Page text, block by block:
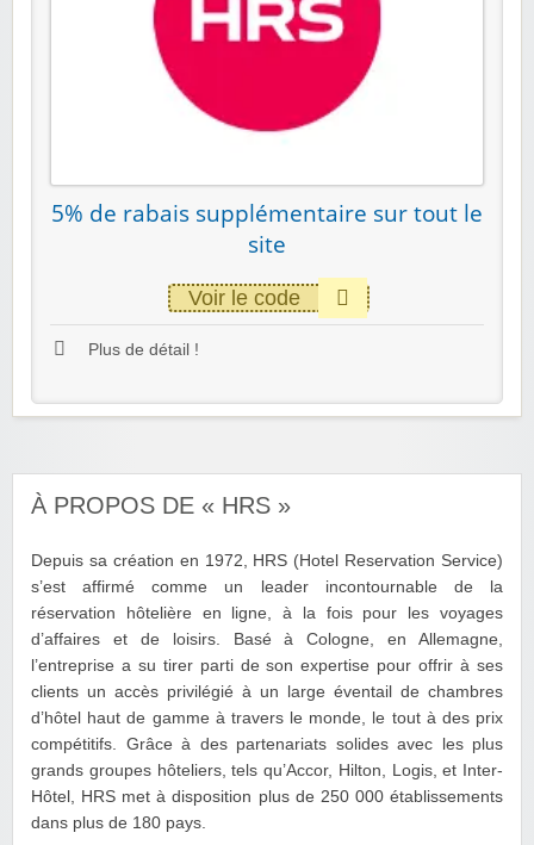
5% de rabais supplémentaire sur tout le
site
Voir le code
Plus de détail !
À PROPOS DE « HRS »
Depuis sa création en 1972, HRS (Hotel Reservation Service)
s’est affirmé comme un leader incontournable de la
réservation hôtelière en ligne, à la fois pour les voyages
d’affaires et de loisirs. Basé à Cologne, en Allemagne,
l’entreprise a su tirer parti de son expertise pour offrir à ses
clients un accès privilégié à un large éventail de chambres
d’hôtel haut de gamme à travers le monde, le tout à des prix
compétitifs. Grâce à des partenariats solides avec les plus
grands groupes hôteliers, tels qu’Accor, Hilton, Logis, et Inter-
Hôtel, HRS met à disposition plus de 250 000 établissements
dans plus de 180 pays.